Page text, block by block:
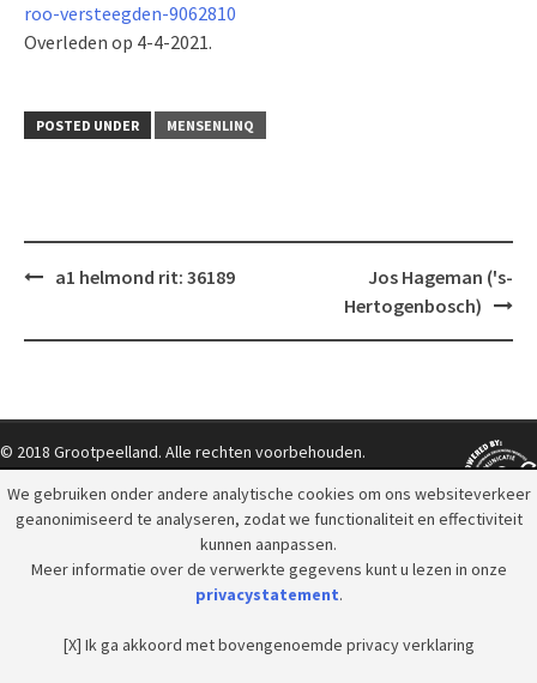
roo-versteegden-9062810
Overleden op 4-4-2021.
POSTED UNDER MENSENLINQ
Posta1 helmond rit: 36189
Jos Hageman ('s-
Hertogenbosch)
© 2018 Grootpeelland. Alle rechten voorbehouden.
We gebruiken onder andere analytische cookies om ons websiteverkeer
geanonimiseerd te analyseren, zodat we functionaliteit en effectiviteit
kunnen aanpassen.
Meer informatie over de verwerkte gegevens kunt u lezen in onze
privacystatement.
[X] Ik ga akkoord met bovengenoemde privacy verklaring